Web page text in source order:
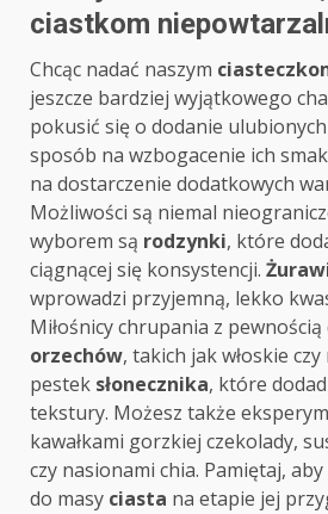
ciastkom
Chcąc nadać naszym
jeszcze bardziej wyjątkowego
pokusić się o dodanie
sposób na wzbogacenie ich
na dostarczenie dodatkowych
Możliwości są niemal
wyborem są rodzynki, które
ciągnącej się konsystencji.
wprowadzi przyjemną, lekko
Miłośnicy chrupania z
orzechów, takich jak włoskie czy
pestek słonecznika, które
tekstury. Możesz także
kawałkami gorzkiej czekolady,
czy nasionami chia. Pamiętaj,
do masy ciasta na etapie jej